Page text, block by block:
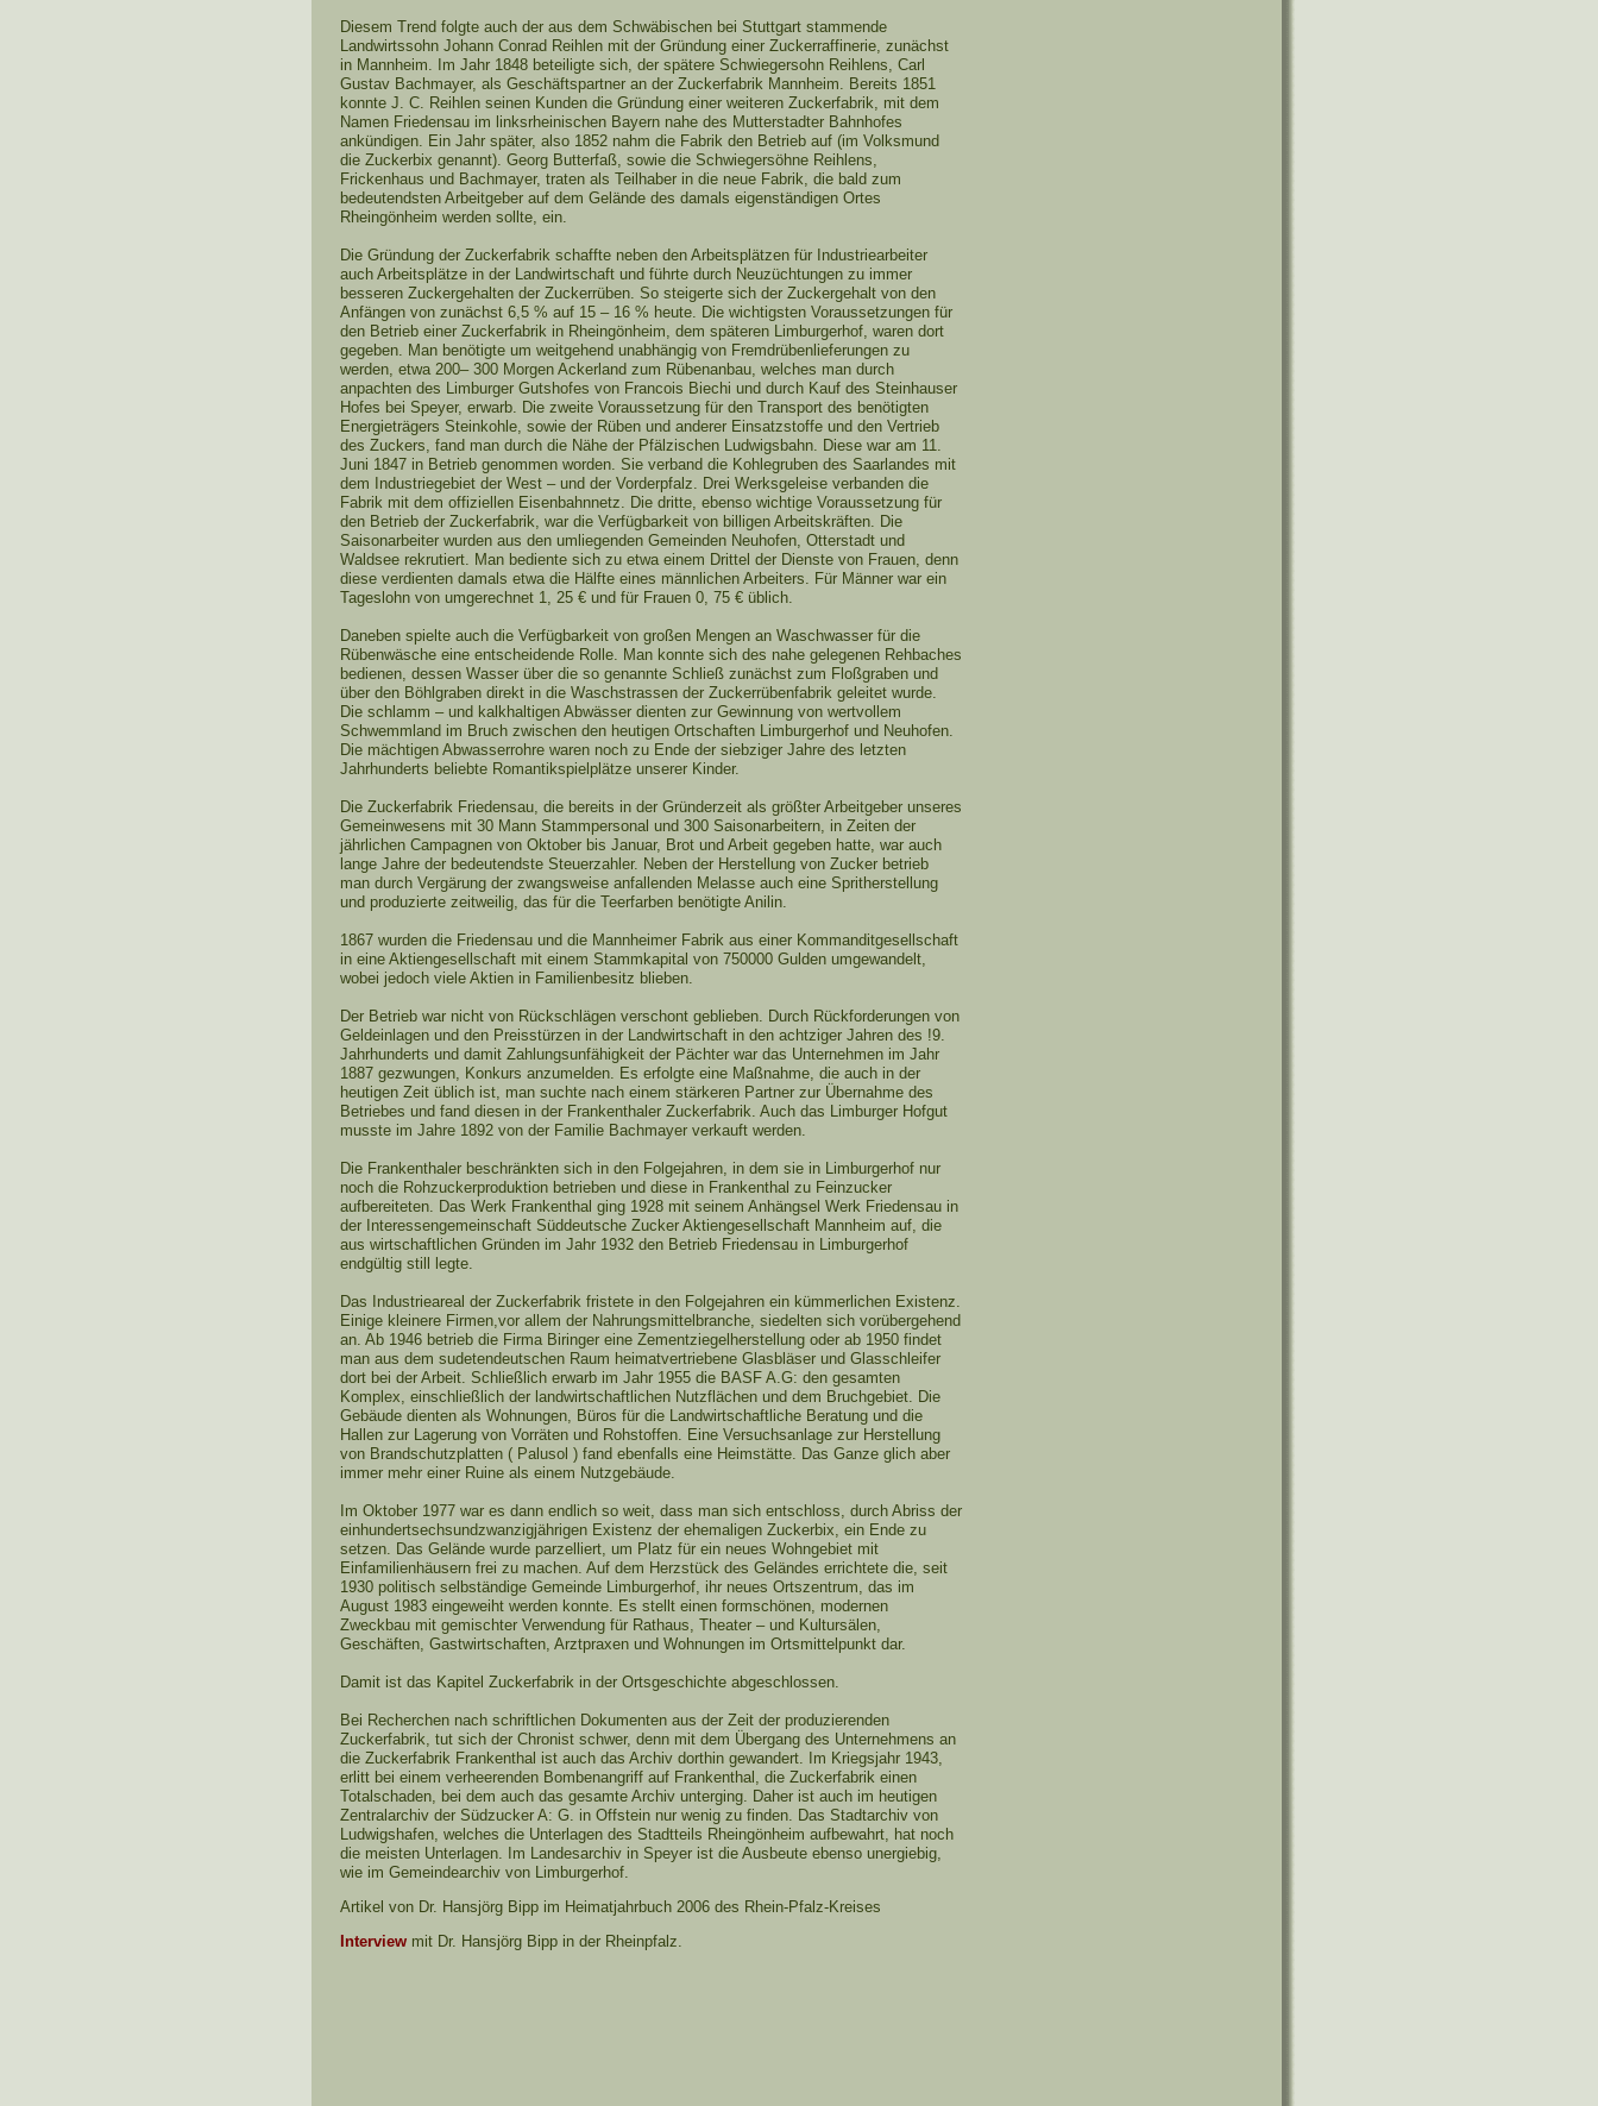
Diesem Trend folgte auch der aus dem Schwäbischen bei Stuttgart stammende
Landwirtssohn Johann Conrad Reihlen mit der Gründung einer Zuckerraffinerie, zunächst
in Mannheim. Im Jahr 1848 beteiligte sich, der spätere Schwiegersohn Reihlens, Carl
Gustav Bachmayer, als Geschäftspartner an der Zuckerfabrik Mannheim. Bereits 1851
konnte J. C. Reihlen seinen Kunden die Gründung einer weiteren Zuckerfabrik, mit dem
Namen Friedensau im linksrheinischen Bayern nahe des Mutterstadter Bahnhofes
ankündigen. Ein Jahr später, also 1852 nahm die Fabrik den Betrieb auf (im Volksmund
die Zuckerbix genannt). Georg Butterfaß, sowie die Schwiegersöhne Reihlens,
Frickenhaus und Bachmayer, traten als Teilhaber in die neue Fabrik, die bald zum
bedeutendsten Arbeitgeber auf dem Gelände des damals eigenständigen Ortes
Rheingönheim werden sollte, ein.
Die Gründung der Zuckerfabrik schaffte neben den Arbeitsplätzen für Industriearbeiter
auch Arbeitsplätze in der Landwirtschaft und führte durch Neuzüchtungen zu immer
besseren Zuckergehalten der Zuckerrüben. So steigerte sich der Zuckergehalt von den
Anfängen von zunächst 6,5 % auf 15 – 16 % heute. Die wichtigsten Voraussetzungen für
den Betrieb einer Zuckerfabrik in Rheingönheim, dem späteren Limburgerhof, waren dort
gegeben. Man benötigte um weitgehend unabhängig von Fremdrübenlieferungen zu
werden, etwa 200– 300 Morgen Ackerland zum Rübenanbau, welches man durch
anpachten des Limburger Gutshofes von Francois Biechi und durch Kauf des Steinhauser
Hofes bei Speyer, erwarb. Die zweite Voraussetzung für den Transport des benötigten
Energieträgers Steinkohle, sowie der Rüben und anderer Einsatzstoffe und den Vertrieb
des Zuckers, fand man durch die Nähe der Pfälzischen Ludwigsbahn. Diese war am 11.
Juni 1847 in Betrieb genommen worden. Sie verband die Kohlegruben des Saarlandes mit
dem Industriegebiet der West – und der Vorderpfalz. Drei Werksgeleise verbanden die
Fabrik mit dem offiziellen Eisenbahnnetz. Die dritte, ebenso wichtige Voraussetzung für
den Betrieb der Zuckerfabrik, war die Verfügbarkeit von billigen Arbeitskräften. Die
Saisonarbeiter wurden aus den umliegenden Gemeinden Neuhofen, Otterstadt und
Waldsee rekrutiert. Man bediente sich zu etwa einem Drittel der Dienste von Frauen, denn
diese verdienten damals etwa die Hälfte eines männlichen Arbeiters. Für Männer war ein
Tageslohn von umgerechnet 1, 25 € und für Frauen 0, 75 € üblich.
Daneben spielte auch die Verfügbarkeit von großen Mengen an Waschwasser für die
Rübenwäsche eine entscheidende Rolle. Man konnte sich des nahe gelegenen Rehbaches
bedienen, dessen Wasser über die so genannte Schließ zunächst zum Floßgraben und
über den Böhlgraben direkt in die Waschstrassen der Zuckerrübenfabrik geleitet wurde.
Die schlamm – und kalkhaltigen Abwässer dienten zur Gewinnung von wertvollem
Schwemmland im Bruch zwischen den heutigen Ortschaften Limburgerhof und Neuhofen.
Die mächtigen Abwasserrohre waren noch zu Ende der siebziger Jahre des letzten
Jahrhunderts beliebte Romantikspielplätze unserer Kinder.
Die Zuckerfabrik Friedensau, die bereits in der Gründerzeit als größter Arbeitgeber unseres
Gemeinwesens mit 30 Mann Stammpersonal und 300 Saisonarbeitern, in Zeiten der
jährlichen Campagnen von Oktober bis Januar, Brot und Arbeit gegeben hatte, war auch
lange Jahre der bedeutendste Steuerzahler. Neben der Herstellung von Zucker betrieb
man durch Vergärung der zwangsweise anfallenden Melasse auch eine Spritherstellung
und produzierte zeitweilig, das für die Teerfarben benötigte Anilin.
1867 wurden die Friedensau und die Mannheimer Fabrik aus einer Kommanditgesellschaft
in eine Aktiengesellschaft mit einem Stammkapital von 750000 Gulden umgewandelt,
wobei jedoch viele Aktien in Familienbesitz blieben.
Der Betrieb war nicht von Rückschlägen verschont geblieben. Durch Rückforderungen von
Geldeinlagen und den Preisstürzen in der Landwirtschaft in den achtziger Jahren des !9.
Jahrhunderts und damit Zahlungsunfähigkeit der Pächter war das Unternehmen im Jahr
1887 gezwungen, Konkurs anzumelden. Es erfolgte eine Maßnahme, die auch in der
heutigen Zeit üblich ist, man suchte nach einem stärkeren Partner zur Übernahme des
Betriebes und fand diesen in der Frankenthaler Zuckerfabrik. Auch das Limburger Hofgut
musste im Jahre 1892 von der Familie Bachmayer verkauft werden.
Die Frankenthaler beschränkten sich in den Folgejahren, in dem sie in Limburgerhof nur
noch die Rohzuckerproduktion betrieben und diese in Frankenthal zu Feinzucker
aufbereiteten. Das Werk Frankenthal ging 1928 mit seinem Anhängsel Werk Friedensau in
der Interessengemeinschaft Süddeutsche Zucker Aktiengesellschaft Mannheim auf, die
aus wirtschaftlichen Gründen im Jahr 1932 den Betrieb Friedensau in Limburgerhof
endgültig still legte.
Das Industrieareal der Zuckerfabrik fristete in den Folgejahren ein kümmerlichen Existenz.
Einige kleinere Firmen,vor allem der Nahrungsmittelbranche, siedelten sich vorübergehend
an. Ab 1946 betrieb die Firma Biringer eine Zementziegelherstellung oder ab 1950 findet
man aus dem sudetendeutschen Raum heimatvertriebene Glasbläser und Glasschleifer
dort bei der Arbeit. Schließlich erwarb im Jahr 1955 die BASF A.G: den gesamten
Komplex, einschließlich der landwirtschaftlichen Nutzflächen und dem Bruchgebiet. Die
Gebäude dienten als Wohnungen, Büros für die Landwirtschaftliche Beratung und die
Hallen zur Lagerung von Vorräten und Rohstoffen. Eine Versuchsanlage zur Herstellung
von Brandschutzplatten ( Palusol ) fand ebenfalls eine Heimstätte. Das Ganze glich aber
immer mehr einer Ruine als einem Nutzgebäude.
Im Oktober 1977 war es dann endlich so weit, dass man sich entschloss, durch Abriss der
einhundertsechsundzwanzigjährigen Existenz der ehemaligen Zuckerbix, ein Ende zu
setzen. Das Gelände wurde parzelliert, um Platz für ein neues Wohngebiet mit
Einfamilienhäusern frei zu machen. Auf dem Herzstück des Geländes errichtete die, seit
1930 politisch selbständige Gemeinde Limburgerhof, ihr neues Ortszentrum, das im
August 1983 eingeweiht werden konnte. Es stellt einen formschönen, modernen
Zweckbau mit gemischter Verwendung für Rathaus, Theater – und Kultursälen,
Geschäften, Gastwirtschaften, Arztpraxen und Wohnungen im Ortsmittelpunkt dar.
Damit ist das Kapitel Zuckerfabrik in der Ortsgeschichte abgeschlossen.
Bei Recherchen nach schriftlichen Dokumenten aus der Zeit der produzierenden
Zuckerfabrik, tut sich der Chronist schwer, denn mit dem Übergang des Unternehmens an
die Zuckerfabrik Frankenthal ist auch das Archiv dorthin gewandert. Im Kriegsjahr 1943,
erlitt bei einem verheerenden Bombenangriff auf Frankenthal, die Zuckerfabrik einen
Totalschaden, bei dem auch das gesamte Archiv unterging. Daher ist auch im heutigen
Zentralarchiv der Südzucker A: G. in Offstein nur wenig zu finden. Das Stadtarchiv von
Ludwigshafen, welches die Unterlagen des Stadtteils Rheingönheim aufbewahrt, hat noch
die meisten Unterlagen. Im Landesarchiv in Speyer ist die Ausbeute ebenso unergiebig,
wie im Gemeindearchiv von Limburgerhof.
Artikel von Dr. Hansjörg Bipp im Heimatjahrbuch 2006 des Rhein-Pfalz-Kreises
Interview mit Dr. Hansjörg Bipp in der Rheinpfalz.